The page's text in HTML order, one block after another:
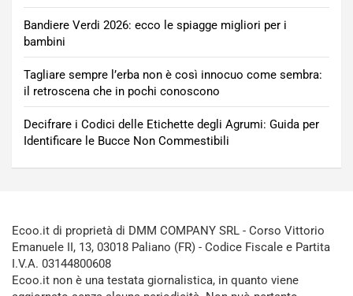
Bandiere Verdi 2026: ecco le spiagge migliori per i
bambini
Tagliare sempre l’erba non è così innocuo come sembra:
il retroscena che in pochi conoscono
Decifrare i Codici delle Etichette degli Agrumi: Guida per
Identificare le Bucce Non Commestibili
Ecoo.it di proprietà di DMM COMPANY SRL - Corso Vittorio
Emanuele II, 13, 03018 Paliano (FR) - Codice Fiscale e Partita
I.V.A. 03144800608
Ecoo.it non è una testata giornalistica, in quanto viene